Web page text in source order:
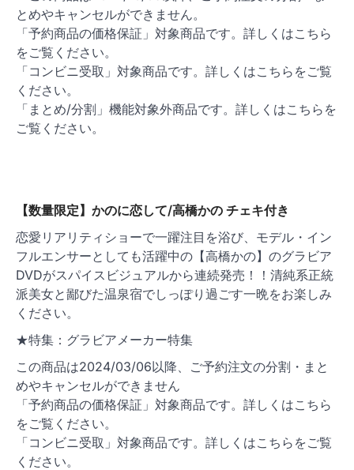
とめやキャンセルができません。
「予約商品の価格保証」対象商品です。詳しくはこちら
をご覧ください。
「コンビニ受取」対象商品です。詳しくはこちらをご覧
ください。
「まとめ/分割」機能対象外商品です。詳しくはこちらを
ご覧ください。
【数量限定】かのに恋して/高橋かの チェキ付き
恋愛リアリティショーで一躍注目を浴び、モデル・イン
フルエンサーとしても活躍中の【高橋かの】のグラビア
DVDがスパイスビジュアルから連続発売！！清純系正統
派美女と鄙びた温泉宿でしっぽり過ごす一晩をお楽しみ
ください。
★特集：グラビアメーカー特集
この商品は2024/03/06以降、ご予約注文の分割・まと
めやキャンセルができません
「予約商品の価格保証」対象商品です。詳しくはこちら
をご覧ください。
「コンビニ受取」対象商品です。詳しくはこちらをご覧
ください。